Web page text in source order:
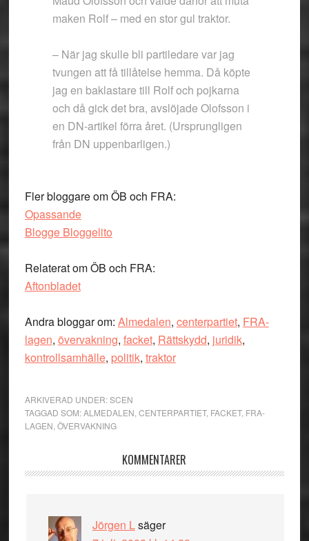
maken Rolf – med en stor gul traktor.
– När jag skulle bli partiledare var jag
tvungen att få tillåtelse hemma. Då köpte
jag en baklastare till Rolf och pojkarna
och då gick det bra, avslöjade Olofsson i
en DN-artikel förra året. (Ursprungligen
från DN uppenbarligen.)
Fler bloggare om ÖB och FRA:
Opassande
Blogge Bloggelito
Relaterat om ÖB och FRA:
Aftonbladet
Andra bloggar om: Almedalen, centerpartiet, FRA-
lagen, övervakning, facket, Rättskydd, juridik,
kontrollsamhälle, politik, traktor
ARKIVERAD UNDER:SCEN
TAGGAD SOM:ALMEDALEN CENTERPARTIET, FACKET, FRA-
LAGEN ÖVERVAKNING
Läsarkommentarer
KOMMENTARER
Jörgen Lsäger